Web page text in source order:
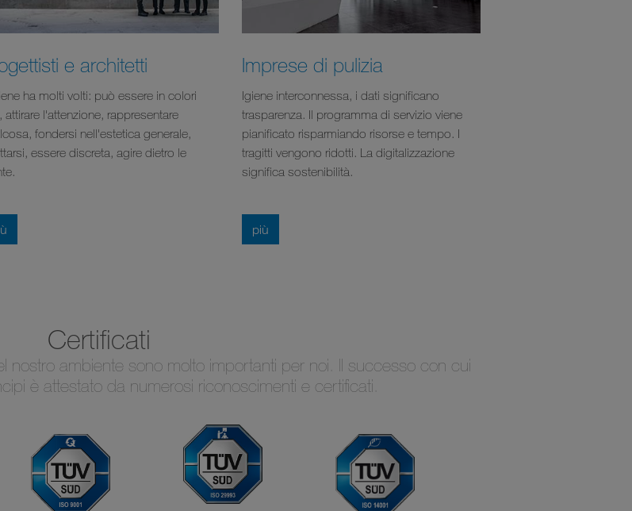
e architetti
ha molti volti: può essere in colori
attirare l'attenzione, rappresentare
fondersi nell'estetica generale,
essere discreta, agire dietro le
Imprese di pulizia
Igiene interconnessa, i dati significano
trasparenza. Il programma di servizio viene
pianificato risparmiando risorse e tempo. I
tragitti vengono ridotti. La digitalizzazione
significa sostenibilità.
più
Certificati
nostro ambiente sono molto importanti per noi. Il successo con cui
è attestato da numerosi riconoscimenti e certificati.